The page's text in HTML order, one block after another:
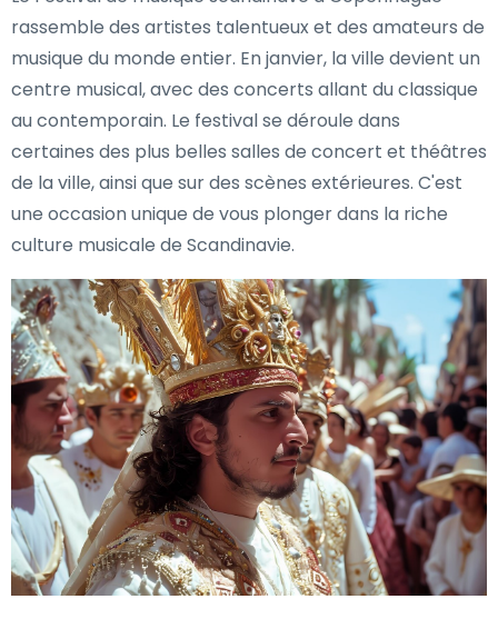
rassemble des artistes talentueux et des amateurs de
musique du monde entier. En janvier, la ville devient un
centre musical, avec des concerts allant du classique
au contemporain. Le festival se déroule dans
certaines des plus belles salles de concert et théâtres
de la ville, ainsi que sur des scènes extérieures. C'est
une occasion unique de vous plonger dans la riche
culture musicale de Scandinavie.